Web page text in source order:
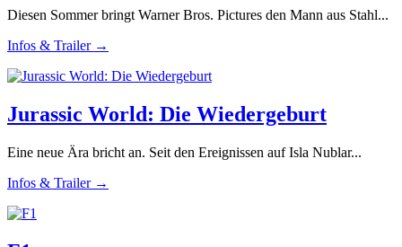
Diesen Sommer bringt Warner Bros. Pictures den Mann aus Stahl...
Infos & Trailer →
Jurassic World: Die Wiedergeburt
Eine neue Ära bricht an. Seit den Ereignissen auf Isla Nublar...
Infos & Trailer →